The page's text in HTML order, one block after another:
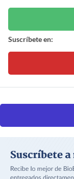
Suscríbete en: